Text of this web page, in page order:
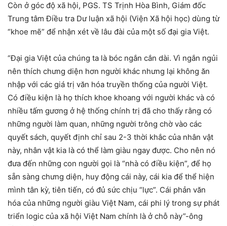
Còn ở góc độ xã hội, PGS. TS Trịnh Hòa Bình, Giám đốc
Trung tâm Điều tra Dư luận xã hội (Viện Xã hội học) dùng từ
“khoe mẽ” để nhận xét về lâu đài của một số đại gia Việt.
“Đại gia Việt của chúng ta là bóc ngắn cắn dài. Vì ngắn ngủi
nên thích chưng diện hơn người khác nhưng lại không ăn
nhập với các giá trị văn hóa truyền thống của người Việt.
Có điều kiện là họ thích khoe khoang với người khác và có
nhiều tấm gương ở hệ thống chính trị đã cho thấy rằng có
những người làm quan, những người trông chờ vào các
quyết sách, quyết định chỉ sau 2-3 thời khắc của nhân vật
này, nhân vật kia là có thể làm giàu ngay được. Cho nên nó
đưa đến những con người gọi là “nhà có điều kiện”, để họ
sẵn sàng chưng diện, huy động cái này, cái kia để thể hiện
mình tân kỳ, tiên tiến, có đủ sức chịu “lực”. Cái phản văn
hóa của những người giàu Việt Nam, cái phi lý trong sự phát
triển logic của xã hội Việt Nam chính là ở chỗ này”-ông